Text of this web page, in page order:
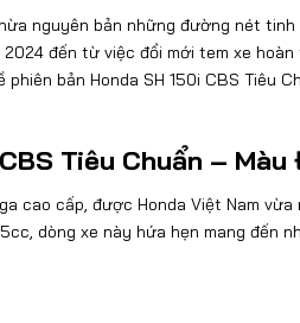
nguyên bản những đường nét
đến từ việc đổi mới tem xe
bản Honda SH 150i CBS Tiêu
Tiêu Chuẩn –
cao cấp, được Honda Việt Nam
dòng xe này hứa hẹn mang đến